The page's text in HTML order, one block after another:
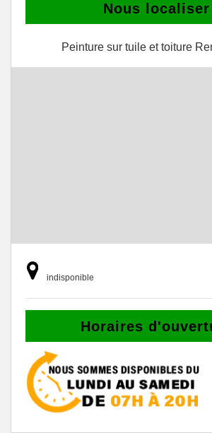
Nous localiser
Peinture sur tuile et toiture
indisponible
Horaires